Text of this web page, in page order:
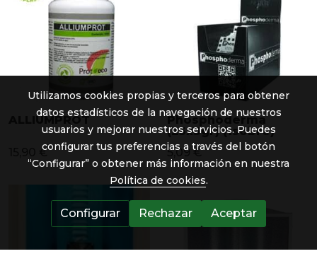
ALLIUMPROT
15,90 €
Phosphoderma
(25x3gr) (1sobre)
5,09 €
Utilizamos cookies propias y terceros para obtener
datos estadísticos de la navegación de nuestros
usuarios y mejorar nuestros servicios. Puedes
configurar tus preferencias a través del botón
“Configurar” o obtener más información en nuestra
Política de cookies.
Configurar Rechazar Aceptar